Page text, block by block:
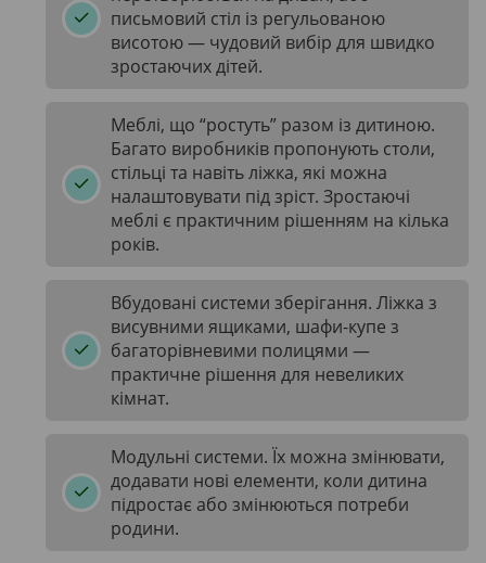
письмовий стіл із регульованою
висотою — чудовий вибір для швидко
зростаючих дітей.
Меблі, що “ростуть” разом із дитиною.
Багато виробників пропонують столи,
стільці та навіть ліжка, які можна
налаштовувати під зріст. Зростаючі
меблі є практичним рішенням на кілька
років.
Вбудовані системи зберігання. Ліжка з
висувними ящиками, шафи-купе з
багаторівневими полицями —
практичне рішення для невеликих
кімнат.
Модульні системи. Їх можна змінювати,
додавати нові елементи, коли дитина
підростає або змінюються потреби
родини.